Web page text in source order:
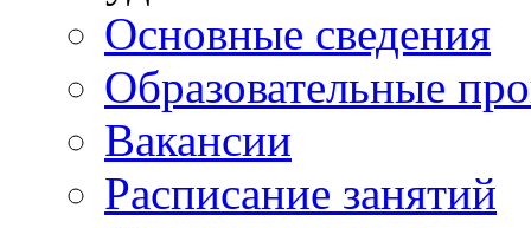
Основные сведения
Образовательные
Вакансии
Расписание занятий